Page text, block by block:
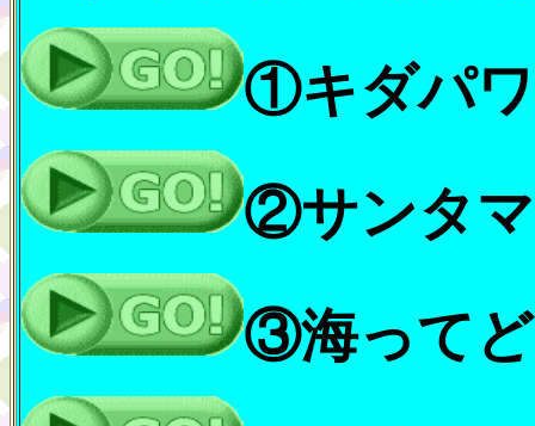
①キダパ
②サンタ
③海って